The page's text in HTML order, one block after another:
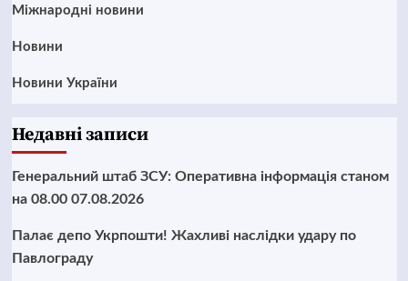
Міжнародні новини
Новини
Новини України
Недавні записи
Генеральний штаб ЗСУ: Оперативна інформація станом
на 08.00 07.08.2026
Палає депо Укрпошти! Жахливі наслідки удару по
Павлограду